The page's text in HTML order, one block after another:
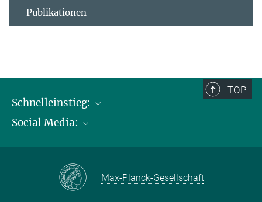
Publikationen
TOP
Schnelleinstieg:
Publikationen
Kontakt und Anfahrtsbeschreibung
Social Media:
Max-Planck-Gesellschaft